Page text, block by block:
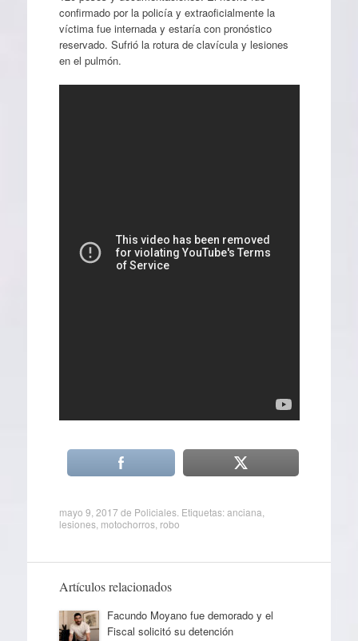
confirmado por la policía y extraoficialmente la
víctima fue internada y estaría con pronóstico
reservado. Sufrió la rotura de clavícula y lesiones
en el pulmón.
mayo 9, 2017 de Policiales. Etiquetas:anciana
lesiones, motochorros, robo
Artículos relacionados
Facundo Moyano fue demorado y el
Fiscal solicitó su detención